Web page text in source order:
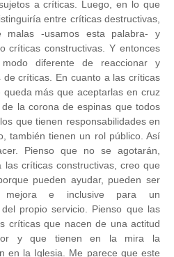
a críticas. Luego, en lo que
entre críticas destructivas,
malas -usamos esta palabra- y
críticas constructivas. Y entonces
diferente de reaccionar y
críticas. En cuanto a las críticas
más que aceptarlas en cruz
la corona de espinas que todos
que tienen responsabilidades en
también tienen un rol público. Así
Pienso que no se agotarán,
críticas constructivas, creo que
pueden ayudar, pueden ser
e inclusive para un
propio servicio. Pienso que las
críticas que nacen de una actitud
y que tienen en la mira la
en la Iglesia. Me parece que este